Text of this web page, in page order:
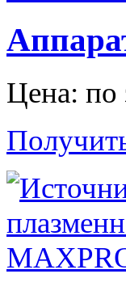
Цена: по